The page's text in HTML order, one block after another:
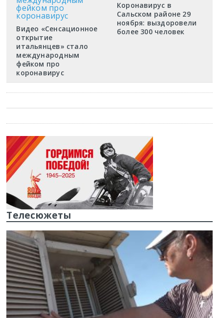
Видео «Сенсационное
открытие
итальянцев» стало
международным
фейком про
коронавирус
Коронавирус в
Сальском районе 29
ноября: выздоровели
более 300 человек
Телесюжеты